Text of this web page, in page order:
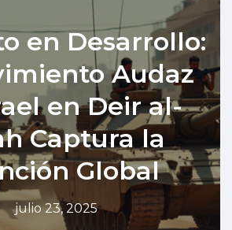
en Desarrollo:
Audaz
en Deir al-
Captura la
Global
julio 23, 2025